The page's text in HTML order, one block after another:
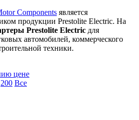
Components является
продукции Prestolite Electric. На
Prestolite Electric для
автомобилей, коммерческого
техники.
цене
200 Все